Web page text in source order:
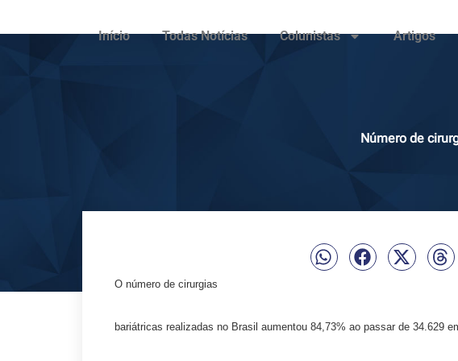
Início Todas Notícias Colunistas Artigos
Número de
O número de cirurgias
bariátricas realizadas no Brasil aumentou 84,73% ao passar de 34.629